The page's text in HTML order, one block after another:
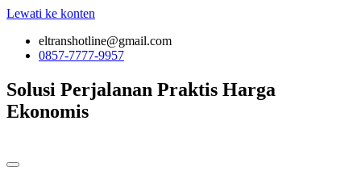
Lewati ke konten
eltranshotline@gmail.com
0857-7777-9957
Solusi Perjalanan Praktis Harga
Ekonomis